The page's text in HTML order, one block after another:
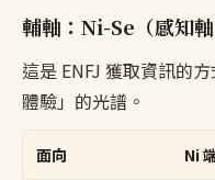
輔軸：Ni-Se（感知軸
這是 ENFJ 獲取資訊的
體驗」的光譜。
面向 Ni